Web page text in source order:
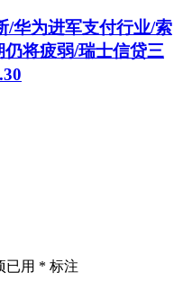
/华为进军支付行业/索
将疲弱/瑞士信贷三
已用 * 标注